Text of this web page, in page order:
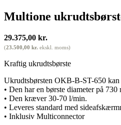
Multione
29.375,00 kr.
(23.500,00 kr. ekskl. moms)
Kraftig ukrudtsbørste
Ukrudtsbørsten OKB-B-ST-650
• Den har en børste diameter på 730
• Den kræver 30-70 l/min.
• Leveres standard med
• Inklusiv Multiconnector